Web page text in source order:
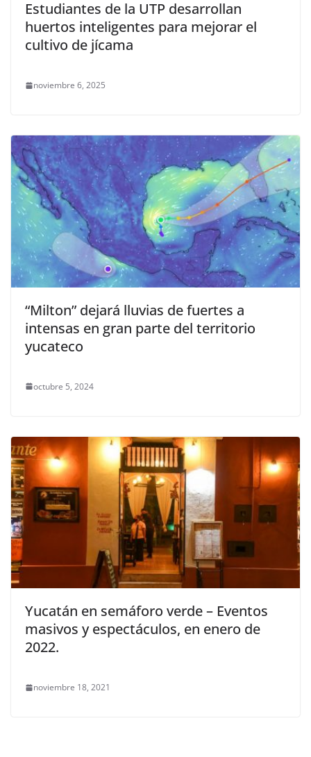
Estudiantes de la UTP desarrollan
huertos inteligentes para mejorar el
cultivo de jícama
noviembre 6, 2025
“Milton” dejará lluvias de fuertes a
intensas en gran parte del territorio
yucateco
octubre 5, 2024
Yucatán en semáforo verde – Eventos
masivos y espectáculos, en enero de
2022.
noviembre 18, 2021